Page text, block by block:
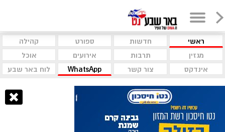
ראשי חדשות ספורט
קהילה
מגזין
תרבות אירועים
אוכל
אינדקס
צור קשר WhatsApp לוח באר שבע